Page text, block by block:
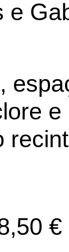
e